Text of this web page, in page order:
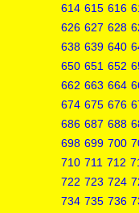
614 615 616
626 627 628
638 639 640
650 651 652
662 663 664
674 675 676
686 687 688
698 699 700
710 711 712
722 723 724
734 735 736